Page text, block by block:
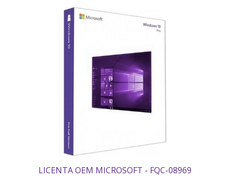
LICENTA OEM MICROSOFT - FQC-08969